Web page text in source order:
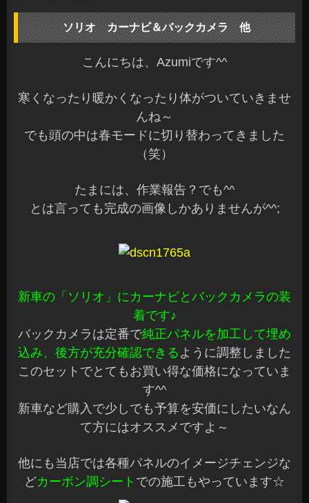
ソリオ カーナビ＆バックカメラ 他
こんにちは、Azumiです^^
寒くなったり暖かくなったり体がついていきませ
んね～
でも頭の中は春モードに切り替わってきました
（笑）
たまには、作業報告？でも^^
とは言っても完成の画像しかありませんが^^;
新車の「ソリオ」にカーナビとバックカメラの装
着です♪
バックカメラは定番で純正パネルを加工して埋め
込み、後方が充分確認できる ように調整しました
このセットでとてもお買い得な価格になっていま
す^^
新車など購入で少しでも予算を安価にしたいなん
て方にはオススメですよ～
他にも当店では各種パネルのイメージチェンジな
どカーボン調シート での施工もやっています☆